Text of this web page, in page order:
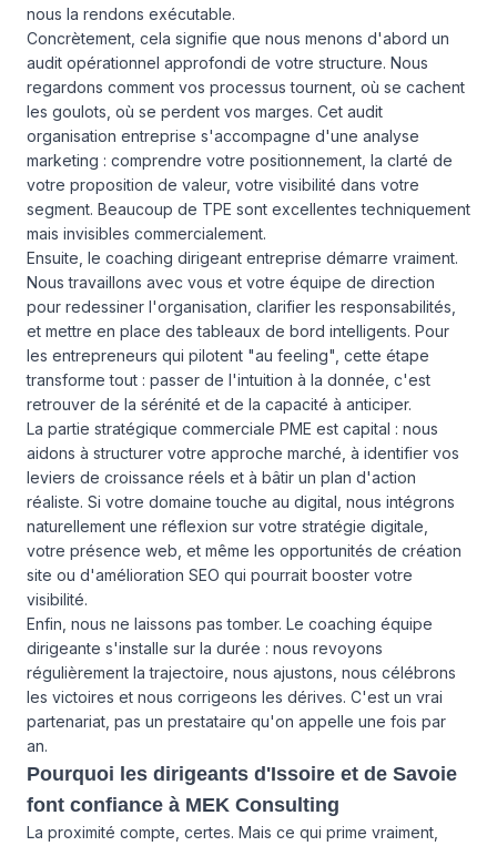
nous la rendons exécutable.
Concrètement, cela signifie que nous menons d'abord un
audit opérationnel approfondi de votre structure. Nous
regardons comment vos processus tournent, où se cachent
les goulots, où se perdent vos marges. Cet audit
organisation entreprise s'accompagne d'une analyse
marketing : comprendre votre positionnement, la clarté de
votre proposition de valeur, votre visibilité dans votre
segment. Beaucoup de TPE sont excellentes techniquement
mais invisibles commercialement.
Ensuite, le coaching dirigeant entreprise démarre vraiment.
Nous travaillons avec vous et votre équipe de direction
pour redessiner l'organisation, clarifier les responsabilités,
et mettre en place des tableaux de bord intelligents. Pour
les entrepreneurs qui pilotent "au feeling", cette étape
transforme tout : passer de l'intuition à la donnée, c'est
retrouver de la sérénité et de la capacité à anticiper.
La partie stratégique commerciale PME est capital : nous
aidons à structurer votre approche marché, à identifier vos
leviers de croissance réels et à bâtir un plan d'action
réaliste. Si votre domaine touche au digital, nous intégrons
naturellement une réflexion sur votre stratégie digitale,
votre présence web, et même les opportunités de création
site ou d'amélioration SEO qui pourrait booster votre
visibilité.
Enfin, nous ne laissons pas tomber. Le coaching équipe
dirigeante s'installe sur la durée : nous revoyons
régulièrement la trajectoire, nous ajustons, nous célébrons
les victoires et nous corrigeons les dérives. C'est un vrai
partenariat, pas un prestataire qu'on appelle une fois par
an.
Pourquoi les dirigeants d'Issoire et de Savoie
font confiance à MEK Consulting
La proximité compte, certes. Mais ce qui prime vraiment,